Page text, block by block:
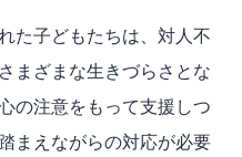
た子どもたちは、対人不
まざまな生きづらさとな
の注意をもって支援しつ
まえながらの対応が必要